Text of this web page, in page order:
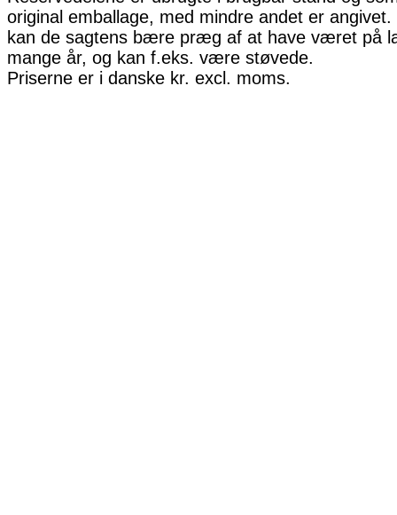
original emballage, med mindre andet er angivet.
kan de sagtens bære præg af at have været på
mange år, og kan f.eks. være støvede.
Priserne er i danske kr. excl. moms.